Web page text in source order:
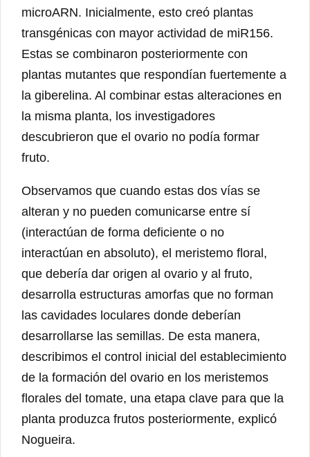
microARN. Inicialmente, esto creó plantas
transgénicas con mayor actividad de miR156.
Estas se combinaron posteriormente con
plantas mutantes que respondían fuertemente a
la giberelina. Al combinar estas alteraciones en
la misma planta, los investigadores
descubrieron que el ovario no podía formar
fruto.
Observamos que cuando estas dos vías se
alteran y no pueden comunicarse entre sí
(interactúan de forma deficiente o no
interactúan en absoluto), el meristemo floral,
que debería dar origen al ovario y al fruto,
desarrolla estructuras amorfas que no forman
las cavidades loculares donde deberían
desarrollarse las semillas. De esta manera,
describimos el control inicial del establecimiento
de la formación del ovario en los meristemos
florales del tomate, una etapa clave para que la
planta produzca frutos posteriormente, explicó
Nogueira.